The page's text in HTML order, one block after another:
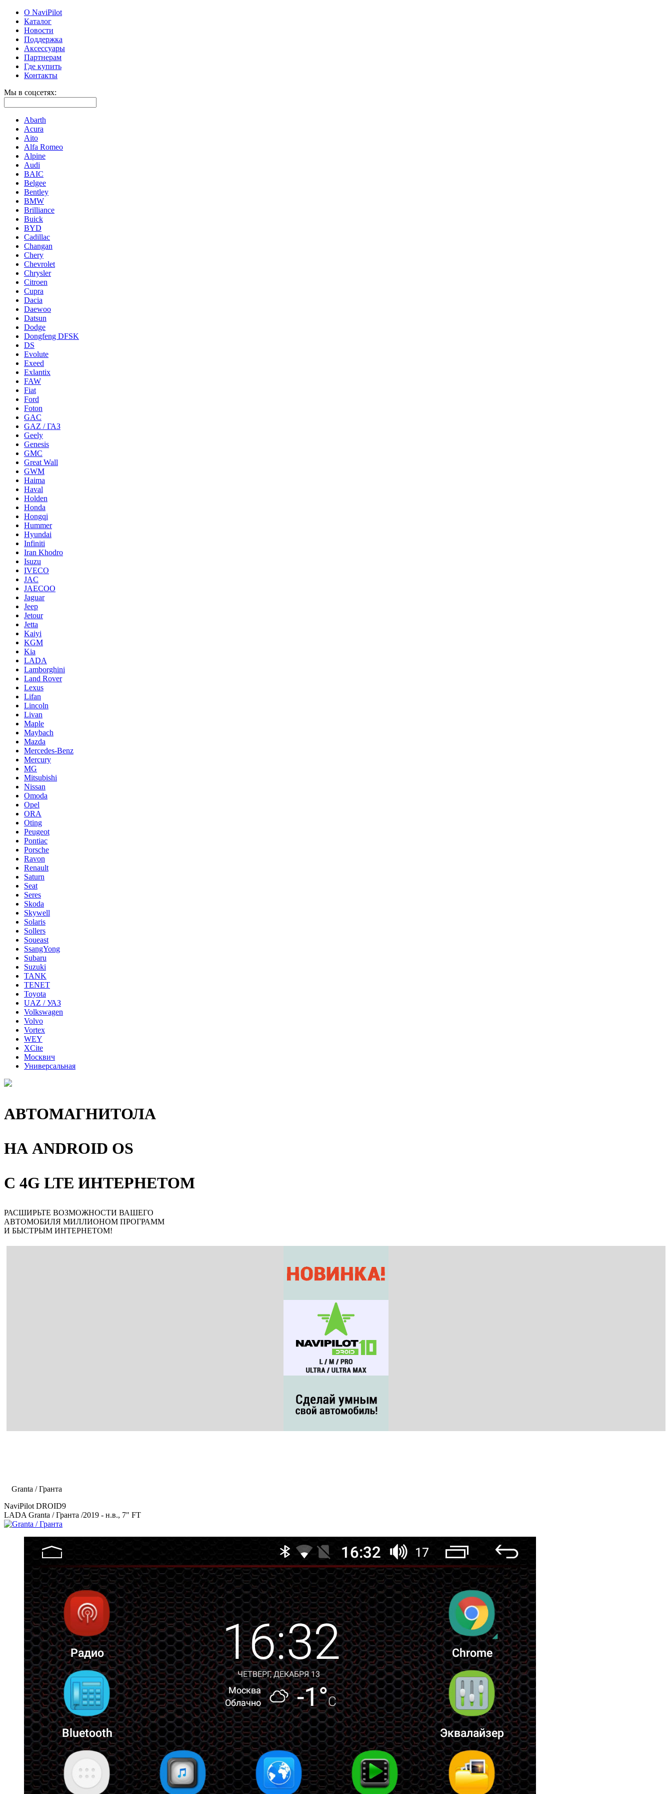
О NaviPilot
Каталог
Новости
Поддержка
Аксессуары
Партнерам
Где купить
Контакты
Мы в соцсетях:
Abarth
Acura
Aito
Alfa Romeo
Alpine
Audi
BAIC
Belgee
Bentley
BMW
Brilliance
Buick
BYD
Cadillac
Changan
Chery
Chevrolet
Chrysler
Citroen
Cupra
Dacia
Daewoo
Datsun
Dodge
Dongfeng DFSK
DS
Evolute
Exeed
Exlantix
FAW
Fiat
Ford
Foton
GAC
GAZ / ГАЗ
Geely
Genesis
GMC
Great Wall
GWM
Haima
Haval
Holden
Honda
Hongqi
Hummer
Hyundai
Infiniti
Iran Khodro
Isuzu
IVECO
JAC
JAECOO
Jaguar
Jeep
Jetour
Jetta
Kaiyi
KGM
Kia
LADA
Lamborghini
Land Rover
Lexus
Lifan
Lincoln
Livan
Maple
Maybach
Mazda
Mercedes-Benz
Mercury
MG
Mitsubishi
Nissan
Omoda
Opel
ORA
Oting
Peugeot
Pontiac
Porsche
Ravon
Renault
Saturn
Seat
Seres
Skoda
Skywell
Solaris
Sollers
Soueast
SsangYong
Subaru
Suzuki
TANK
TENET
Toyota
UAZ / УАЗ
Volkswagen
Volvo
Vortex
WEY
XCite
Москвич
Универсальная
АВТОМАГНИТОЛА
НА ANDROID OS
С 4G LTE ИНТЕРНЕТОМ
РАСШИРЬТЕ ВОЗМОЖНОСТИ ВАШЕГО
АВТОМОБИЛЯ МИЛЛИОНОМ ПРОГРАММ
И БЫСТРЫМ ИНТЕРНЕТОМ!
Granta / Гранта
NaviPilot DROID9
LADA Granta / Гранта /2019 - н.в., 7" FT